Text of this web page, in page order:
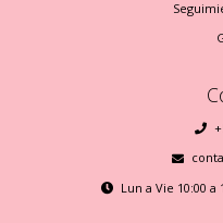
Lun a Vie 10:00